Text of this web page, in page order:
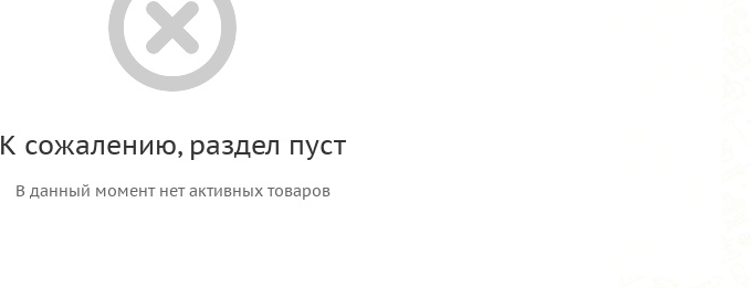
К сожалению, раздел пуст
В данный момент нет активных товаров